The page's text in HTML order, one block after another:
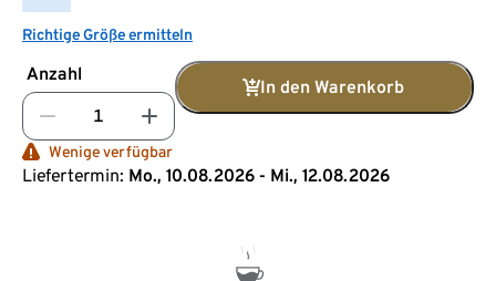
Richtige Größe ermitteln
Anzahl
In den Warenkorb
Wenige verfügbar
Liefertermin: Mo., 10.08.2026 - Mi., 12.08.2026